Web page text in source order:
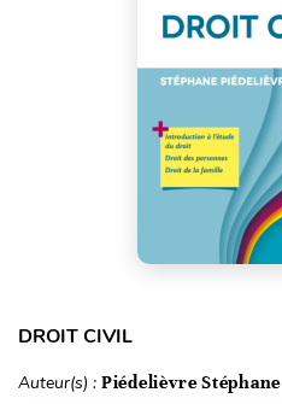
DROIT CIVIL
Auteur(s) : Piédelièvre Stéphane